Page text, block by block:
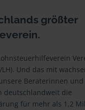
größter
Und das mit
Beraterinnen
deutschlandweit die
für mehr als 1,2